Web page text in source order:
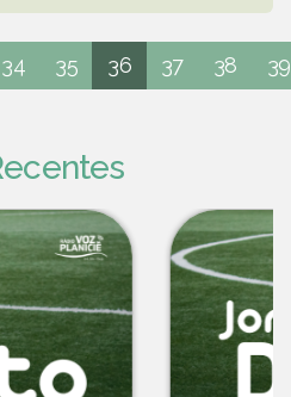
34 35 36 37 38 39